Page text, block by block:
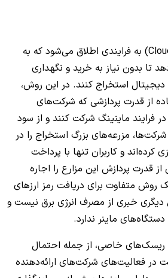
(Cloud Mining) به فرایندی اطلاق می‌شود که به
تا بدون نیاز به خرید و نگهداری
دیجیتال استخراج کنند. در این روش،
از قدرت پردازشی که شرکت‌های
فرایند ماینینگ شرکت کنند و از سود
مزرعه‌های بزرگ استخراج را در
کرده‌اند و کاربران تنها با پرداخت
پردازش این مزارع را اجاره
روش متفاوت برای دریافت رمز ارزهای
خبری از مصرف انرژی برق نیست و
ماینر ندارد.
ریسک‌های خاصی، از جمله احتمال
در فعالیت‌های شرکت‌های ارائه‌دهنده